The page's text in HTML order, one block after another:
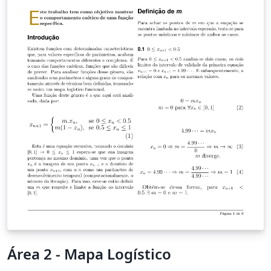
incluía todo o trabalho de pintura e tratamento de
materiais (madeira, ferro) existentes nestes bancos. O
intuito de toda esta restauração centrou-se na
perspectiva, de num futuro recente, poder acolher
todos os beneficiários do centro num local agradável, e
com condições dignas de uma instituição cuja principal
preocupação é ajudar quem mais precisa.
Área 2 - Mapa Logístico